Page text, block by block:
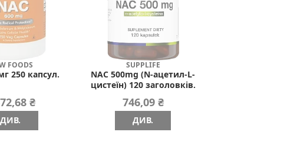
FOODS
250 капсул.
₴
ДИВ.
SUPPLIFE
NAC 500mg (N-ацетил-L-
цистеїн) 120 заголовків.
746,09 ₴
ДИВ.